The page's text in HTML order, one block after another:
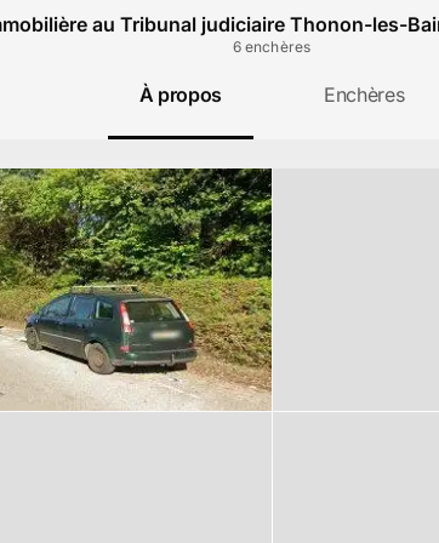
au Tribunal judiciaire Thonon-les-
6enchères
À propos Enchères